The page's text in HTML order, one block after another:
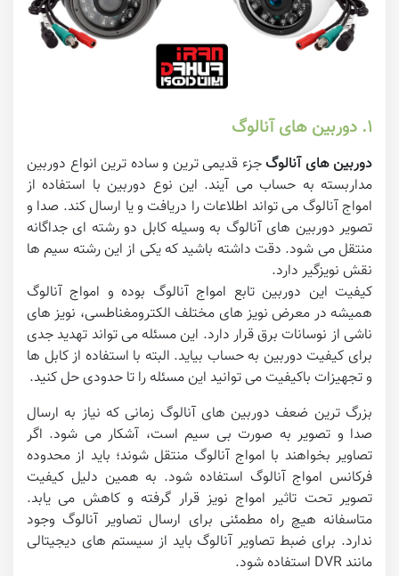
۱. دوربین های آنالوگ
دوربین های آنالوگ جزء قدیمی ترین و ساده ترین انواع دوربین
مداربسته به حساب می آیند. این نوع دوربین با استفاده از
امواج آنالوگ می تواند اطلاعات را دریافت و یا ارسال کند. صدا و
تصویر دوربین های آنالوگ به وسیله کابل دو رشته ای جداگانه
منتقل می شود. دقت داشته باشید که یکی از این رشته سیم ها
نقش نویزگیر دارد.
کیفیت این دوربین تابع امواج آنالوگ بوده و امواج آنالوگ
همیشه در معرض نویز های مختلف الکترومغناطسی، نویز های
ناشی از نوسانات برق قرار دارد. این مسئله می تواند تهدید جدی
برای کیفیت دوربین به حساب بیاید. البته با استفاده از کابل ها
و تجهیزات باکیفیت می توانید این مسئله را تا حدودی حل کنید.
بزرگ ترین ضعف دوربین های آنالوگ زمانی که نیاز به ارسال
صدا و تصویر به صورت بی سیم است، آشکار می شود. اگر
تصاویر بخواهند با امواج آنالوگ منتقل شوند؛ باید از محدوده
فرکانس امواج آنالوگ استفاده شود. به همین دلیل کیفیت
تصویر تحت تاثیر امواج نویز قرار گرفته و کاهش می یابد.
متاسفانه هیچ راه مطمئنی برای ارسال تصاویر آنالوگ وجود
ندارد. برای ضبط تصاویر آنالوگ باید از سیستم های دیجیتالی
مانند DVR استفاده شود.